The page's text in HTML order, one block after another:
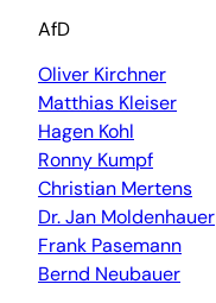
AfD
Oliver Kirchner
Matthias Kleiser
Hagen Kohl
Ronny Kumpf
Christian Mertens
Dr. Jan Moldenhauer
Frank Pasemann
Bernd Neubauer